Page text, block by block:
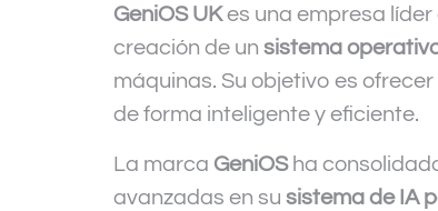
GeniOS UKes una empresa líder
creación de un sistema
máquinas. Su objetivo es
de forma inteligente y eficiente.
La marca GeniOSha
avanzadas en su sistema de IA